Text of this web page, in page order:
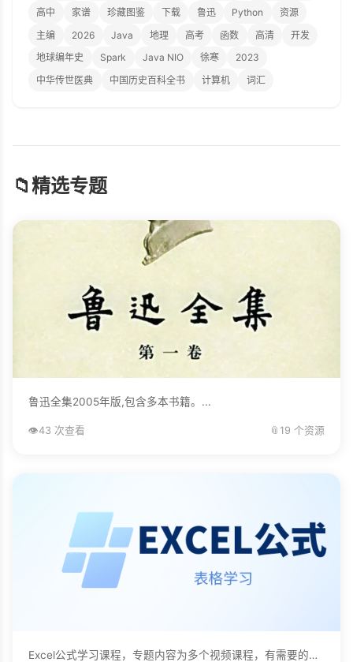
高中
家谱 珍藏图鉴 下载 鲁迅 Python
资源
主编
2026 Java 地理 高考 函数 高清
开发
地球编年史
Spark Java NIO 徐寒
2023
中华传世医典
中国历史百科全书 计算机 词汇
📁精选专题
鲁迅全集2005年版,包含多本书籍。...
👁️43 次查看 📎 19 个资源
Excel公式学习课程，专题内容为多个视频课程，有需要的自己下载学习。...